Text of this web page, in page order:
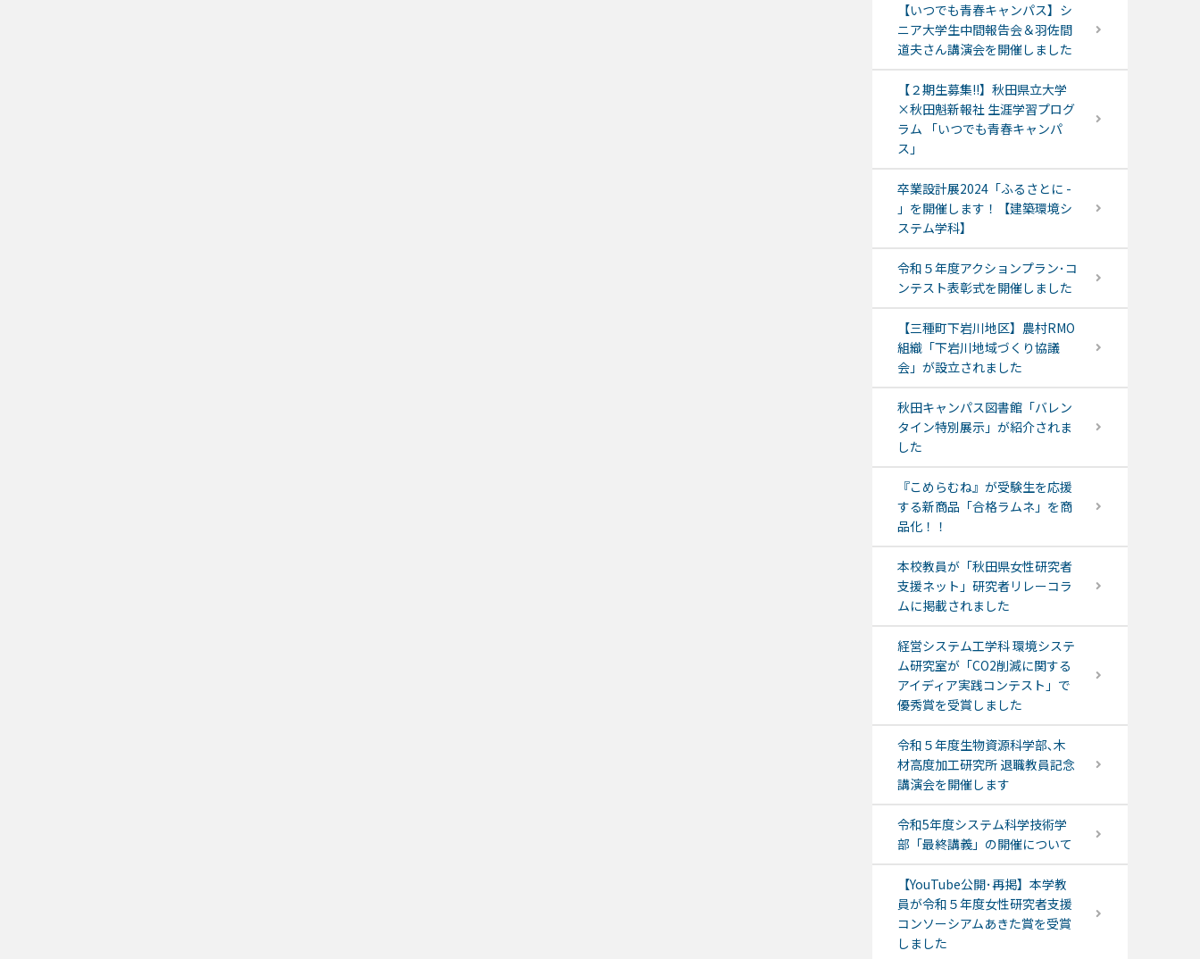
【いつでも青春キャンパス】シ
ニア大学生中間報告会＆羽佐間
道夫さん講演会を開催しました
【２期生募集!!】秋田県立大学
×秋田魁新報社 生涯学習プログ
ラム 「いつでも青春キャンパ
ス」
卒業設計展2024「ふるさとに -
」を開催します！【建築環境シ
ステム学科】
令和５年度アクションプラン･コ
ンテスト表彰式を開催しました
【三種町下岩川地区】農村RMO
組織「下岩川地域づくり協議
会」が設立されました
秋田キャンパス図書館「バレン
タイン特別展示」が紹介されま
した
『こめらむね』が受験生を応援
する新商品「合格ラムネ」を商
品化！！
本校教員が「秋田県女性研究者
支援ネット」研究者リレーコラ
ムに掲載されました
経営システム工学科 環境システ
ム研究室が「CO2削減に関する
アイディア実践コンテスト」で
優秀賞を受賞しました
令和５年度生物資源科学部､木
材高度加工研究所 退職教員記念
講演会を開催します
令和5年度システム科学技術学
部「最終講義」の開催について
【YouTube公開･再掲】本学教
員が令和５年度女性研究者支援
コンソーシアムあきた賞を受賞
しました